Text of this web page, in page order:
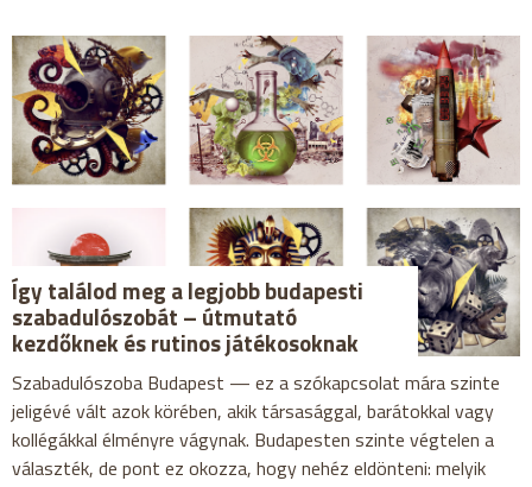
Így találod meg a legjobb budapesti
szabadulószobát – útmutató
kezdőknek és rutinos játékosoknak
Szabadulószoba Budapest — ez a szókapcsolat mára szinte
jeligévé vált azok körében, akik társasággal, barátokkal vagy
kollégákkal élményre vágynak. Budapesten szinte végtelen a
választék, de pont ez okozza, hogy nehéz eldönteni: melyik